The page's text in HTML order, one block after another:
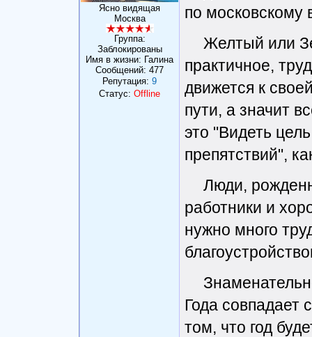
Ясно видящая
Москва
Группа:
Заблокированы
Имя в жизни: Галина
Сообщений: 477
Репутация: 9
Статус: Offline
по московскому
Желтый или
практичное,
движется к
пути, а значит
это "Видеть
препятствий",
Люди,
работники и
нужно много
Года совпадает
том, что год